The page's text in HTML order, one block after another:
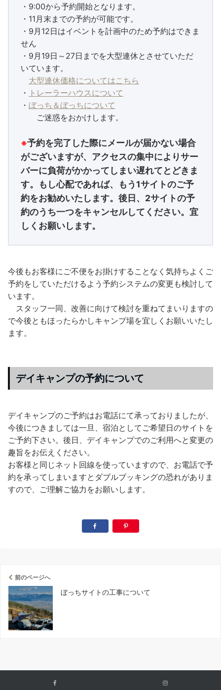
・9:00から予約開始となります。
・11月末までの予約が可能です。
・9月12日はイベントを計画中のため予約はできま
せん
・9月19日～27日までを大型連休とさせていただ
いています。
大型連休価格についてはこちら
・ トレーラーハウスについて
・ ぼっち＆ぼっちについて
ご迷惑をおかけします。
※予約を完了した際にメールが届かない場合
がございますが、アクセスの集中によりサー
バーに負荷がかかってしまい遅れてとどきま
す。もし心配であれば、もう1サイトのご予
約をお勧めいたします。後日、2サイトの予
約のうち一つをキャンセルしてください。宜
しくお願いします。
今後もお客様にご不便をお掛けすることなく気持ちよくご
予約をしていただけるよう予約システムの変更も検討して
います。
スタッフ一同、改善に向けて検討を重ねてまいりますの
で今後ともほったらかしキャンプ場を宜しくお願いいたし
ます。
デイキャンプの予約について
デイキャンプのご予約はお電話にて承っておりましたが、
今後につきましては一旦、宿泊としてご希望日のサイトを
ご予約下さい。後日、デイキャンプでのご利用へと変更の
趣旨をお伝えください。
お客様と同じネット回線を使っていますので、お電話で予
約を承ってしまいますとダブルブッキングの恐れがありま
すので、ご理解ご協力をお願いします。
前のページへ
ぼっちサイトの工事について